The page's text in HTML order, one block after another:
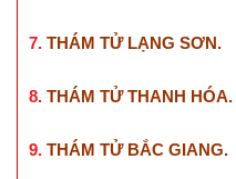
7. THÁM TỬ LẠNG SƠN.
8. THÁM TỬ THANH HÓA.
9. THÁM TỬ BẮC GIANG.